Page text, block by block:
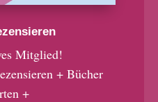
Mitglied!
+ Bücher
+